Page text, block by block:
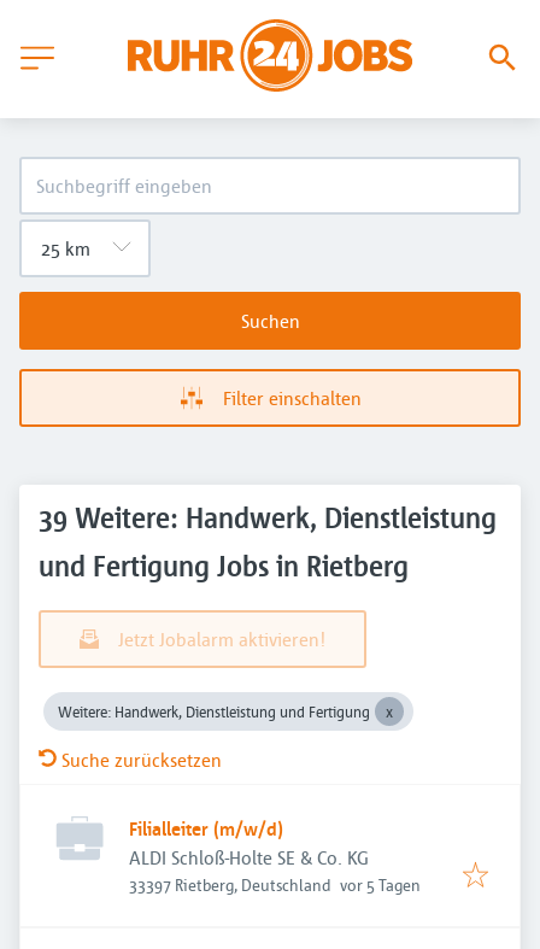
Suchen
Filter einschalten
39 Weitere: Handwerk, Dienstleistung
und Fertigung Jobs in Rietberg
Jetzt Jobalarm aktivieren!
Weitere: Handwerk, Dienstleistung und Fertigung
Suche zurücksetzen
Filialleiter (m/w/d)
ALDI Schloß-Holte SE & Co. KG
33397 Rietberg, Deutschland Veröffentlicht
vor 5 Tagen